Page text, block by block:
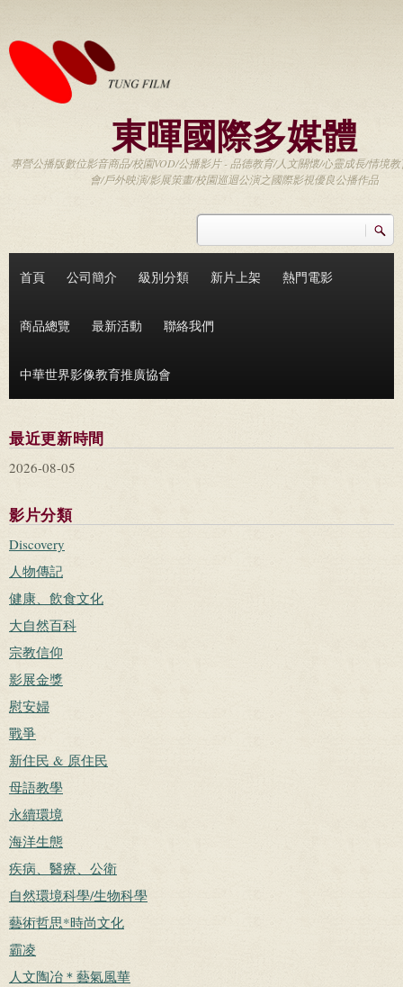
東暉國際多媒體
專營公播版數位影音商品/校園VOD/公播影片 - 品德教育/人文關懷/心靈成長/情境
會/戶外映演/影展策畫/校園巡迴公演之國際影視優良公播作品
搜尋
首頁 公司簡介 級別分類 新片上架 熱門電影
商品總覽 最新活動 聯絡我們
中華世界影像教育推廣協會
最近更新時間
2026-08-05
影片分類
Discovery
人物傳記
健康、飲食文化
大自然百科
宗教信仰
影展金獎
慰安婦
戰爭
新住民 & 原住民
母語教學
永續環境
海洋生態
疾病、醫療、公衛
自然環境科學/生物科學
藝術哲思*時尚文化
霸凌
人文陶冶＊藝氣風華